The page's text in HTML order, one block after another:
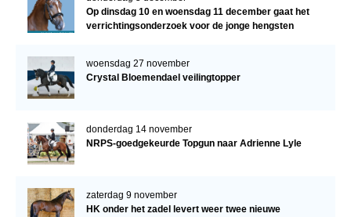
Op dinsdag 10 en woensdag 11 december gaat het
verrichtingsonderzoek voor de jonge hengsten
woensdag 27 november
Crystal Bloemendael veilingtopper
donderdag 14 november
NRPS-goedgekeurde Topgun naar Adrienne Lyle
zaterdag 9 november
HK onder het zadel levert weer twee nieuwe